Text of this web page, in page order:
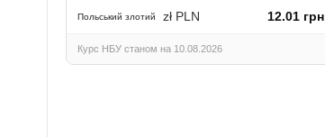
Польський злотий zł PLN 12.01 грн
Курс НБУ станом на 10.08.2026